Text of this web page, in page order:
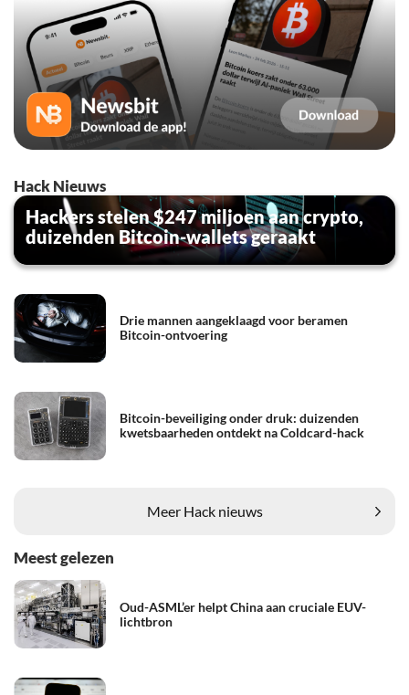
Hack Nieuws
Hackers stelen $247 miljoen aan crypto,
duizenden Bitcoin-wallets geraakt
Drie mannen aangeklaagd voor beramen
Bitcoin-ontvoering
Bitcoin-beveiliging onder druk: duizenden
kwetsbaarheden ontdekt na Coldcard-hack
Meer Hack nieuws
Meest gelezen
Oud-ASML’er helpt China aan cruciale EUV-
lichtbron